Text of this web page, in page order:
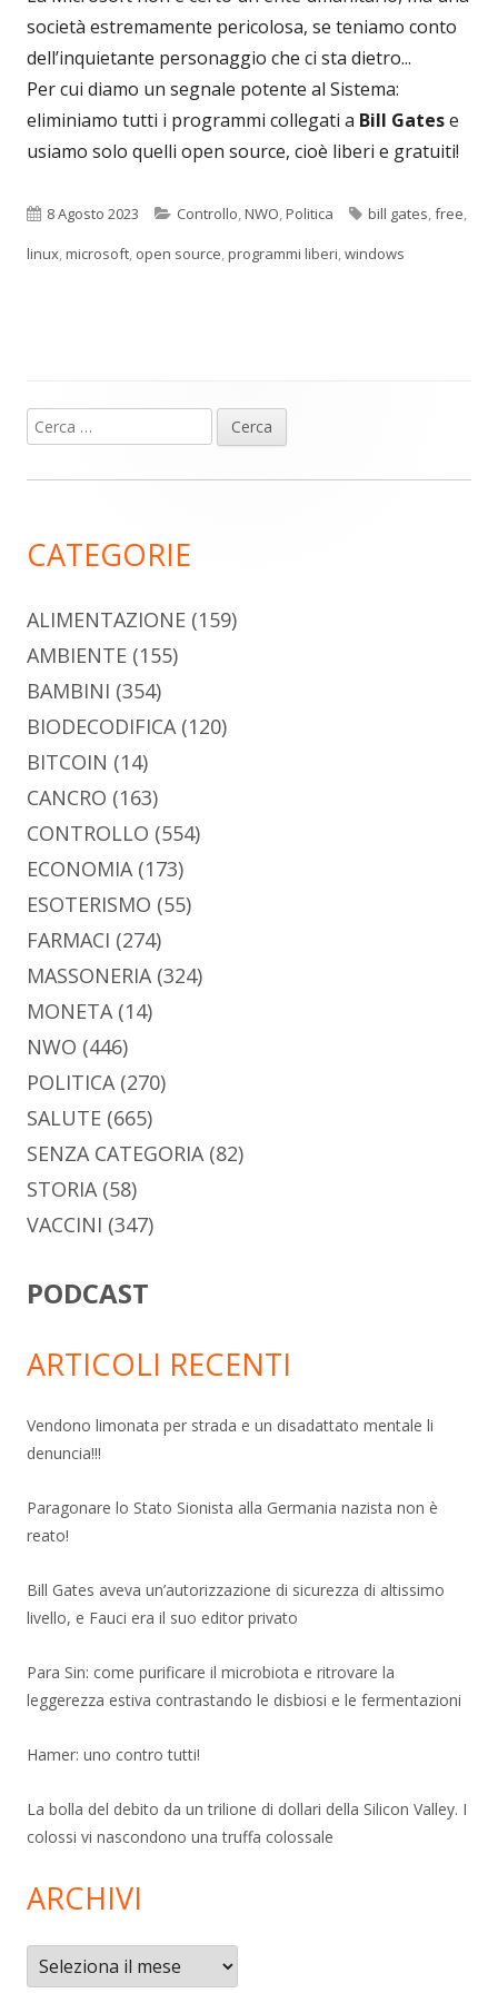
società estremamente pericolosa, se teniamo conto
dell’inquietante personaggio che ci sta dietro...
Per cui diamo un segnale potente al Sistema:
eliminiamo tutti i programmi collegati a Bill Gatese
usiamo solo quelli open source, cioè liberi e gratuiti!
Pubblicato
8 Agosto 2023 Categorie
Controllo,NWO,Politica Tag
bill gates,free,
linux,microsoft, open source,programmi liberi,windows
Barra
laterale
Ricerca
per:
CATEGORIE
ALIMENTAZIONE (159)
AMBIENTE (155)
BAMBINI (354)
BIODECODIFICA(120)
BITCOIN (14)
CANCRO (163)
CONTROLLO (554)
ECONOMIA(173)
ESOTERISMO (55)
FARMACI (274)
MASSONERIA(324)
MONETA(14)
NWO (446)
POLITICA(270)
SALUTE (665)
SENZA CATEGORIA(82)
STORIA(58)
VACCINI (347)
PODCAST
ARTICOLI RECENTI
Vendono limonata per strada e un disadattato mentale li
denuncia!!!
Paragonare lo Stato Sionista alla Germania nazista non è
reato!
Bill Gates aveva un’autorizzazione di sicurezza di altissimo
livello, e Fauci era il suo editor privato
Para Sin: come purificare il microbiota e ritrovare la
leggerezza estiva contrastando le disbiosi e le fermentazioni
Hamer: uno contro tutti!
La bolla del debito da un trilione di dollari della Silicon Valley. I
colossi vi nascondono una truffa colossale
ARCHIVI
Archivi